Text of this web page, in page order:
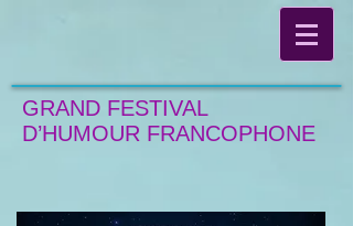
GRAND FESTIVAL
D’HUMOUR FRANCOPHONE